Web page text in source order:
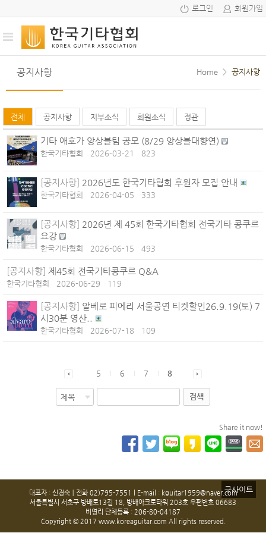
로그인 회원가입
공지사항 Home > 공지사항
전체 공지사항 지부소식 회원소식 정관
기타 애호가 앙상블팀 공모 (8/29 앙상블대향연)
한국기타협회 2026-03-21 823
[공지사항] 2026년도 한국기타협회 후원자 모집 안내
한국기타협회 2026-04-05 333
[공지사항] 2026년 제 45회 한국기타협회 전국기타 콩쿠르
요강
한국기타협회 2026-06-15 493
[공지사항] 제45회 전국기타콩쿠르 Q&A
한국기타협회 2026-06-29 119
[공지사항] 알베로 피에리 서울공연 티켓할인26.9.19(토) 7
시30분 영산..
한국기타협회 2026-07-18 109
5 6 7 8
검색
Share it now!
구사이트
대표자 : 신경숙ㅣ전화 02)795-7551 l E-mail : kguitar1959@naver.com
서울특별시 서초구 방배로13길 18, 방배아크로타워 203호 우편번호 06683
비영리 단체등록 : 206-80-04187
Copyright © 2017 www.koreaguitar.com All rights reserved.